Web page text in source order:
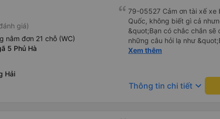
giá)
nằm đơn 21 chỗ (WC)
5 Phủ Hà
Hải
79-05527 Cảm ơn tài xế xe
Quốc, không biết gì cả
&quot;Bạn có chắc chắn sẽ
những câu hỏi lạ như
sạn của chúng tôi
và thậm chí còn đón tôi tại
buổi sáng. ngu ngốc đến
Xem thêm
Thông tin chi tiết keyboard_arrow_down